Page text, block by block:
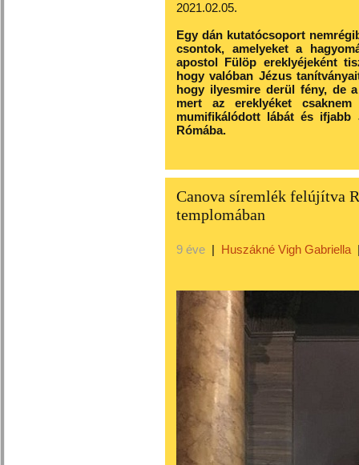
2021.02.05.
Egy dán kutatócsoport
csontok, amelyeket a
apostol Fülöp ereklyéjeként
hogy valóban Jézus
hogy ilyesmire derül fény, de
mert az ereklyéket
mumifikálódott lábát és ifjabb
Rómába.
Canova síremlék felújítva
templomában
9 éve | Huszákné Vigh Gabriella